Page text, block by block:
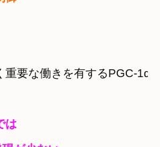
重要な働きを有するPGC-1α
は